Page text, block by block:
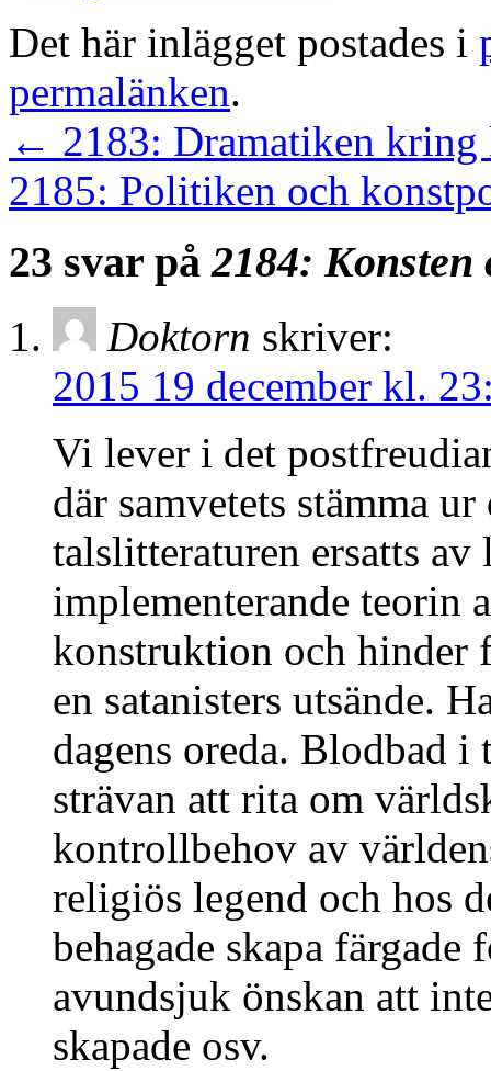
Det här inlägget postades i
permalänken.
← 2183: Dramatiken
2185: Politiken och
23 svar på2184:
Doktorn skriver:
2015 19 december kl.
Vi lever i det
där samvetets stämma
talslitteraturen ersatts
implementerande teorin
konstruktion och hinder
en satanisters utsände.
dagens oreda. Blodbad
strävan att rita om
kontrollbehov av
religiös legend och hos
behagade skapa färgade
avundsjuk önskan att
skapade osv.